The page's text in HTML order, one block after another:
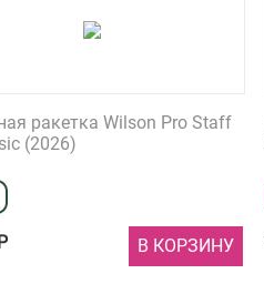
ракетка Wilson Pro Staff
(2026)
Р В КОРЗИНУ